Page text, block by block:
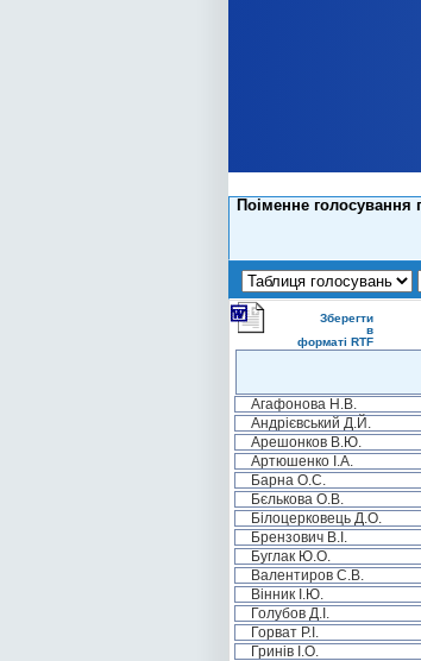
Поіменне голосування
Зберегти
в
форматі RTF
Агафонова Н.В.
Андрієвський Д.Й.
Арешонков В.Ю.
Артюшенко І.А.
Барна О.С.
Бєлькова О.В.
Білоцерковець Д.О.
Брензович В.І.
Буглак Ю.О.
Валентиров С.В.
Вінник І.Ю.
Голубов Д.І.
Горват Р.І.
Гринів І.О.